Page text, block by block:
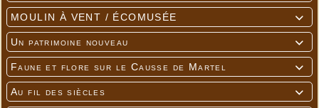

MOULIN À VENT / ÉCOMUSÉE

Un patrimoine nouveau

Faune et flore sur le Causse de Martel

Au fil des siècles